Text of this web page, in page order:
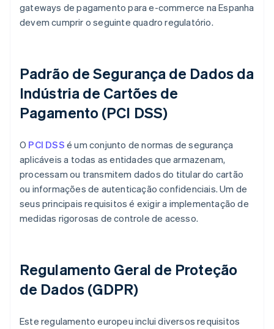
gateways de pagamento para e-commerce na Espanha
devem cumprir o seguinte quadro regulatório.
Padrão de Segurança de Dados da
Indústria de Cartões de
Pagamento (PCI DSS)
O PCI DSS é um conjunto de normas de segurança
aplicáveis a todas as entidades que armazenam,
processam ou transmitem dados do titular do cartão
ou informações de autenticação confidenciais. Um de
seus principais requisitos é exigir a implementação de
medidas rigorosas de controle de acesso.
Regulamento Geral de Proteção
de Dados (GDPR)
Este regulamento europeu inclui diversos requisitos